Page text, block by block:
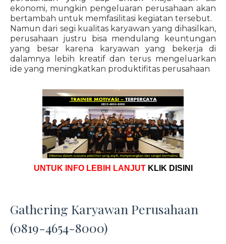
ekonomi, mungkin pengeluaran perusahaan akan
bertambah untuk memfasilitasi kegiatan tersebut.
Namun dari segi kualitas karyawan yang dihasilkan,
perusahaan justru bisa mendulang keuntungan
yang besar karena karyawan yang bekerja di
dalamnya lebih kreatif dan terus mengeluarkan
ide yang meningkatkan produktifitas perusahaan
UNTUK INFO LEBIH LANJUT KLIK DISINI
Gathering Karyawan Perusahaan
(0819-4654-8000)